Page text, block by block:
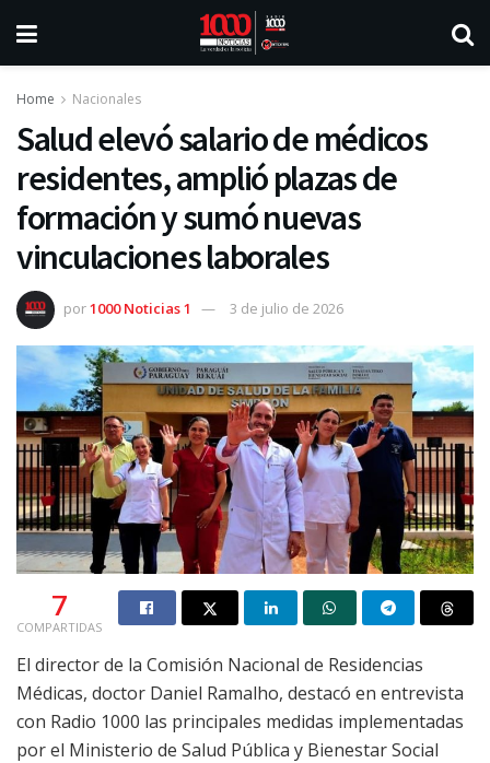
Home Nacionales
Salud elevó salario de médicos
residentes, amplió plazas de
formación y sumó nuevas
vinculaciones laborales
por1000 Noticias 1 3 de julio de 2026
7
COMPARTIDAS
El director de la Comisión Nacional de Residencias
Médicas, doctor Daniel Ramalho, destacó en entrevista
con Radio 1000 las principales medidas implementadas
por el Ministerio de Salud Pública y Bienestar Social